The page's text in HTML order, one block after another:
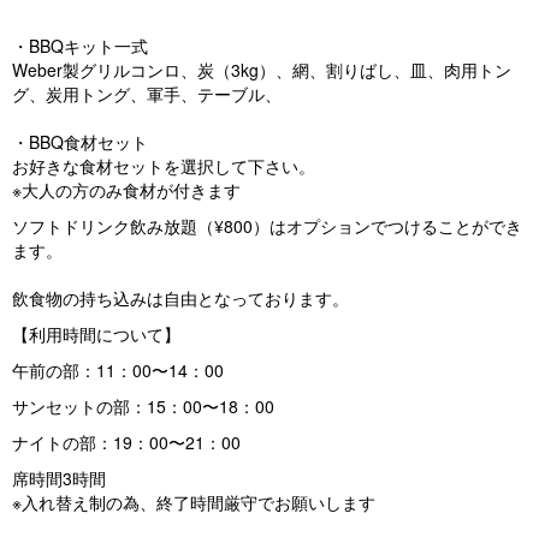
・BBQキット一式
Weber製グリルコンロ、炭（3kg）、網、割りばし、皿、肉用トン
グ、炭用トング、軍手、テーブル、
・BBQ食材セット
お好きな食材セットを選択して下さい。
※大人の方のみ食材が付きます
ソフトドリンク飲み放題（¥800）はオプションでつけることができ
ます。
飲食物の持ち込みは自由となっております。
【利用時間について】
午前の部：11：00〜14：00
サンセットの部：15：00〜18：00
ナイトの部：19：00〜21：00
席時間3時間
※入れ替え制の為、終了時間厳守でお願いします